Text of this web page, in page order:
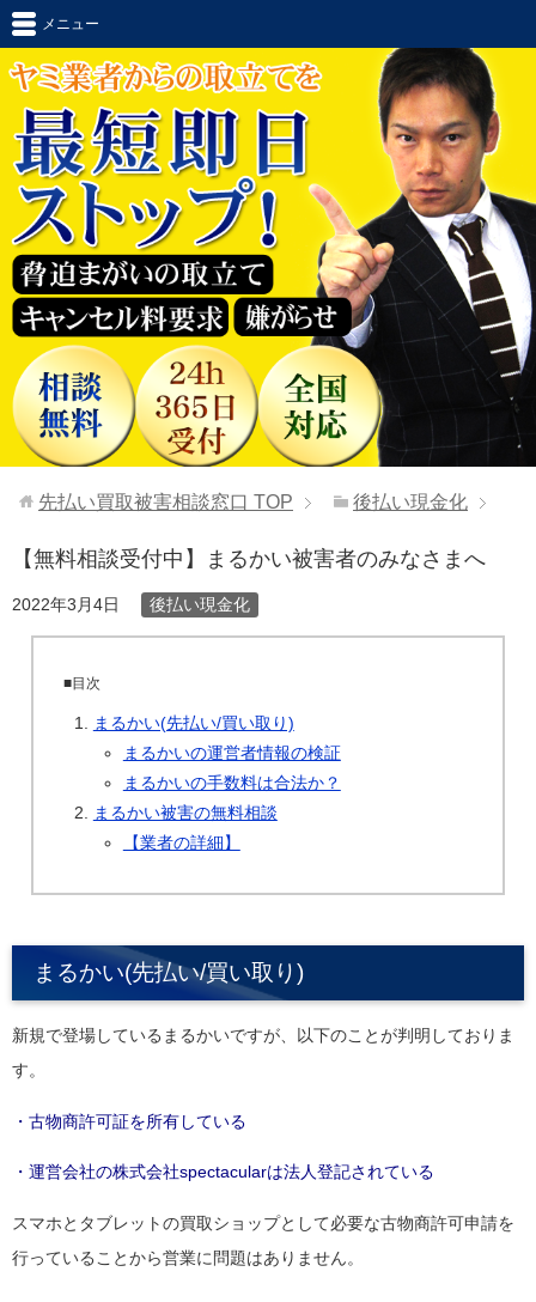
メニュー
先払い買取被害相談窓口 TOP 後払い現金化
【無料相談受付中】まるかい被害者のみなさまへ
2022年3月4日 後払い現金化
■目次
まるかい(先払い/買い取り)
まるかいの運営者情報の検証
まるかいの手数料は合法か？
まるかい被害の無料相談
【業者の詳細】
まるかい(先払い/買い取り)
新規で登場しているまるかいですが、以下のことが判明しておりま
す。
・古物商許可証を所有している
・運営会社の株式会社spectacularは法人登記されている
スマホとタブレットの買取ショップとして必要な古物商許可申請を
行っていることから営業に問題はありません。